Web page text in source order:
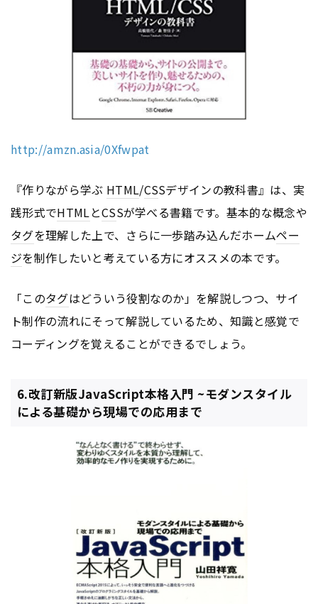
http://amzn.asia/0Xfwpat
『作りながら学ぶ HTML/CSSデザインの教科書』は、実
践形式でHTML とCSSが学べる書籍です。基本的な概念や
タグを理解した上で、さらに一歩踏み込んだホームペー
ジを制作したいと考えている方にオススメの本です。
「このタグはどういう役割なのか」を解説しつつ、サイ
ト制作の流れにそって解説しているため、知識と感覚で
コーディングを覚えることができるでしょう。
6.改訂新版JavaScript本格入門 ~モダンスタイル
による基礎から現場での応用まで